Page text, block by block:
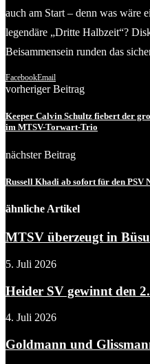
auch am Start – denn was wäre
legendäre „Dritte Halbzeit“?
Beisammensein runden das
FacebookEmail
vorheriger Beitrag
Keeper Calvin Schultz fiebert der
im MTSV-Torwart-Trio
nächster Beitrag
Russell Khadi ab sofort für den PSV
ähnliche Artikel
MTSV überzeugt in
5. Juli 2026
Heider SV gewinnt den
4. Juli 2026
Goldmann und